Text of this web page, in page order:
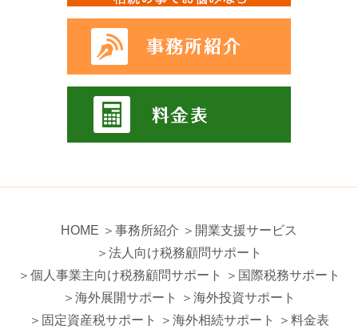
HOME ＞事務所紹介 ＞開業支援サービス
＞法人向け税務顧問サポート
＞個人事業主向け税務顧問サポート
＞国際税務サポート
＞海外展開サポート
＞海外投資サポート
＞固定資産税サポート
＞海外相続サポート
＞料金表